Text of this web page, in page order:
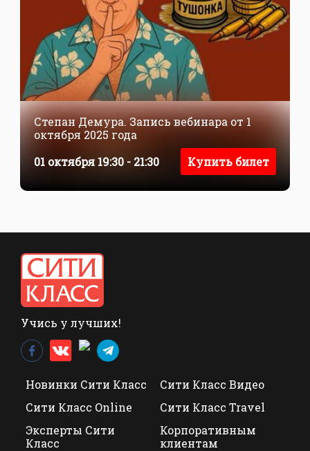
Степан Демура. Запись вебинара от 1
октября 2025 года
01 октября 19:30 - 21:30
Купить билет
Учись у лучших!
Новинки Сити Класс
Сити Класс Видео
Сити Класс Online
Сити Класс Travel
Эксперты Сити
Класс
Корпоративным
клиентам